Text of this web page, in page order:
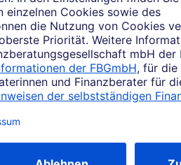
abgegebene
bitte zunächst zu. Per Klick
speichern".